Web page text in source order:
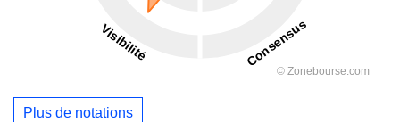
Plus de notations